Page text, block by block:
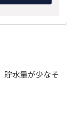
貯水量が少なそ